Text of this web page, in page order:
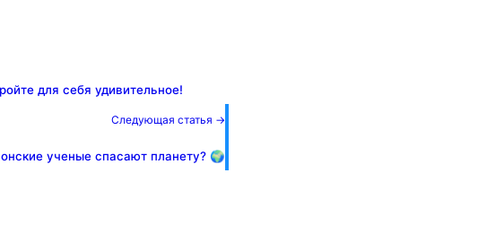
для себя удивительное!
Следующая статья →
ученые спасают планету? 🌍